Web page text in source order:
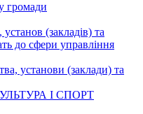
громади
(закладів) та
до сфери управління
установи (заклади) та
І СПОРТ